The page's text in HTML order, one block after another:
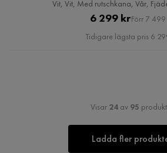
Vit, Vit, Med rutschkana, Vår,
Pris
6 299 krOriginal
Pris
Förr 7 499
Tidigare lägsta pris 6
Visar 24av 95
Ladda fler